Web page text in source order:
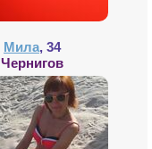
Мила, 34
Чернигов